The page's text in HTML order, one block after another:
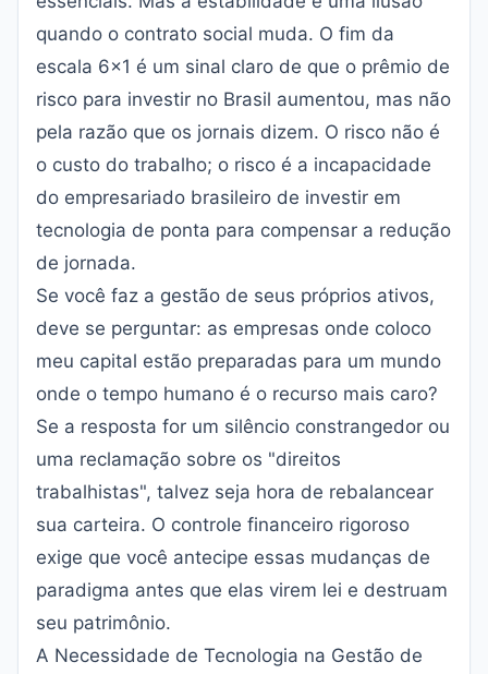
quando o contrato social muda. O fim da
escala 6x1 é um sinal claro de que o prêmio de
risco para investir no Brasil aumentou, mas não
pela razão que os jornais dizem. O risco não é
o custo do trabalho; o risco é a incapacidade
do empresariado brasileiro de investir em
tecnologia de ponta para compensar a redução
de jornada.
Se você faz a gestão de seus próprios ativos,
deve se perguntar: as empresas onde coloco
meu capital estão preparadas para um mundo
onde o tempo humano é o recurso mais caro?
Se a resposta for um silêncio constrangedor ou
uma reclamação sobre os "direitos
trabalhistas", talvez seja hora de rebalancear
sua carteira. O controle financeiro rigoroso
exige que você antecipe essas mudanças de
paradigma antes que elas virem lei e destruam
seu patrimônio.
A Necessidade de Tecnologia na Gestão de